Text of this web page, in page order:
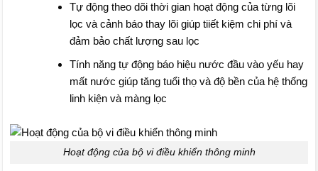
Tự động theo dõi thời gian hoạt động của từng lõi
lọc và cảnh báo thay lõi giúp tiiết kiệm chi phí và
đảm bảo chất lượng sau lọc
Tính năng tự động báo hiệu nước đầu vào yếu hay
mất nước giúp tăng tuổi thọ và độ bền của hệ thống
linh kiện và màng lọc
Hoạt động của bộ vi điều khiển thông minh